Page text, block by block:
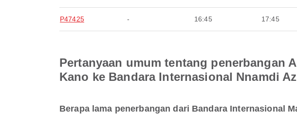
P47425 - 16:45 17:45
Pertanyaan umum tentang penerbangan
Kano ke Bandara Internasional Nnamdi
Berapa lama penerbangan dari Bandara Internasional